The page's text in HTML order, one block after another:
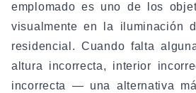
emplomado es uno de los
visualmente en la iluminación
residencial. Cuando falta
altura incorrecta, interior
incorrecta — una alternativa